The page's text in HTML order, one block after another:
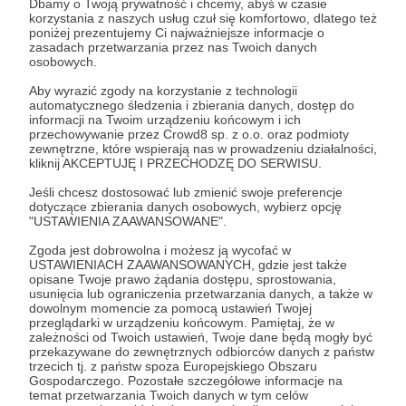
Dbamy o Twoją prywatność i chcemy, abyś w czasie
korzystania z naszych usług czuł się komfortowo, dlatego też
poniżej prezentujemy Ci najważniejsze informacje o
zasadach przetwarzania przez nas Twoich danych
osobowych.
Aby wyrazić zgody na korzystanie z technologii
automatycznego śledzenia i zbierania danych, dostęp do
informacji na Twoim urządzeniu końcowym i ich
przechowywanie przez Crowd8 sp. z o.o. oraz podmioty
zewnętrzne, które wspierają nas w prowadzeniu działalności,
kliknij AKCEPTUJĘ I PRZECHODZĘ DO SERWISU.
Jeśli chcesz dostosować lub zmienić swoje preferencje
dotyczące zbierania danych osobowych, wybierz opcję
"USTAWIENIA ZAAWANSOWANE".
Zgoda jest dobrowolna i możesz ją wycofać w
USTAWIENIACH ZAAWANSOWANYCH, gdzie jest także
opisane Twoje prawo żądania dostępu, sprostowania,
usunięcia lub ograniczenia przetwarzania danych, a także w
dowolnym momencie za pomocą ustawień Twojej
przeglądarki w urządzeniu końcowym. Pamiętaj, że w
zależności od Twoich ustawień, Twoje dane będą mogły być
przekazywane do zewnętrznych odbiorców danych z państw
trzecich tj. z państw spoza Europejskiego Obszaru
Gospodarczego. Pozostałe szczegółowe informacje na
temat przetwarzania Twoich danych w tym celów
W tym miejscu powinna być zewnętrzna
treść
Aby zobaczyć treść musisz zmienić ustawienia
polityki prywatności
Od 2007 r. katechizujemy w necie.Pomysł
zrodził się z obserwacji młodych, którzy wrzucają
w media, to czym żyją. Nie krytykujemy
Rozwiń opis
Cele
Chcemy być bardziej dla Was |
na działalność kanału bEZ
sLOGANU
2 500 zł
miesięcznie
1 730 zł
brakuje
30%
1. Publikujemy 1 w tygodniu
tematyczny odcinek, gdzie
odnosimy się zadawanych nam
pytań.